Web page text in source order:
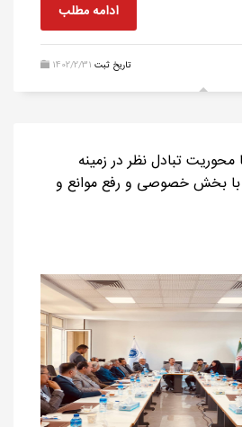
ادامه مطلب
1402/2/31 تاریخ ثبت
تبادل نظر در زمینه
با بخش خصوصی و رفع موانع و